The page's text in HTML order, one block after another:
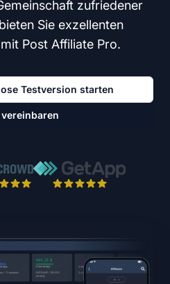
zufriedener
Sie exzellenten
Post Affiliate Pro.
Testversion starten
vereinbaren